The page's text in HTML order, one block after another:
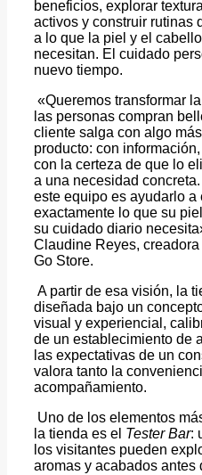
beneficios, explorar
activos y construir rutinas
a lo que la piel y el
necesitan. El cuidado
nuevo tiempo.
«Queremos transformar
las personas compran
cliente salga con algo
producto: con
con la certeza de que lo
a una necesidad
este equipo es ayudarlo a
exactamente lo que su
su cuidado diario
Claudine Reyes,
Go Store.
A partir de esa visión, la
diseñada bajo un
visual y experiencial,
de un establecimiento de
las expectativas de un
valora tanto la
acompañamiento.
Uno de los elementos
la tienda es el Tester Bar:
los visitantes pueden
aromas y acabados antes